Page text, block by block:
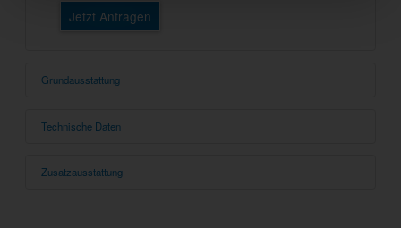
Jetzt Anfragen
Grundausstattung
Technische Daten
Zusatzausstattung